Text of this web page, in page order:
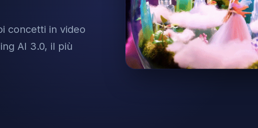
concetti in video
AI 3.0, il più